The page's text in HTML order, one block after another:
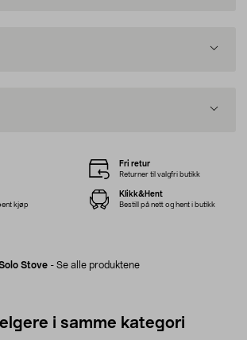
Stove - Se alle produktene
Fri retur
Returner til valgfri butikk
kjøp
Klikk&Hent
Bestill på nett og hent i butikk
i samme kategori